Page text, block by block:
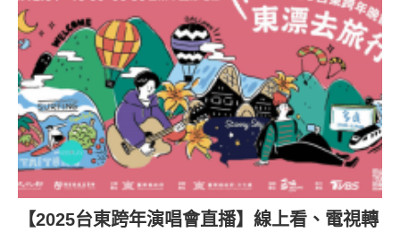
【2025台東跨年演唱會直播】線上看、電視轉